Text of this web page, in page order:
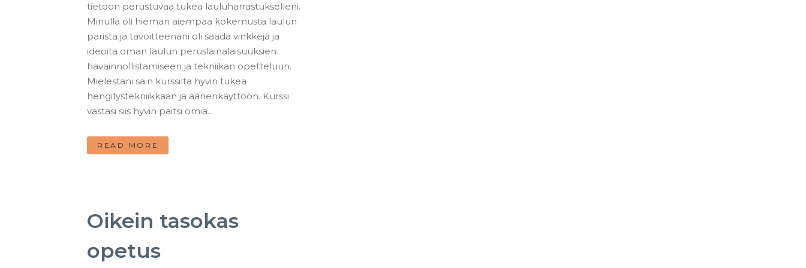
tietoon perustuvaa tukea lauluharrastukselleni.
Minulla oli hieman aiempaa kokemusta laulun
parista ja tavoitteenani oli saada vinkkejä ja
ideoita oman laulun peruslainalaisuuksien
havainnollistamiseen ja tekniikan opetteluun.
Mielestäni sain kurssilta hyvin tukea
hengitystekniikkaan ja äänenkäyttöön. Kurssi
vastasi siis hyvin paitsi omia...
READ MORE
Oikein tasokas
opetus